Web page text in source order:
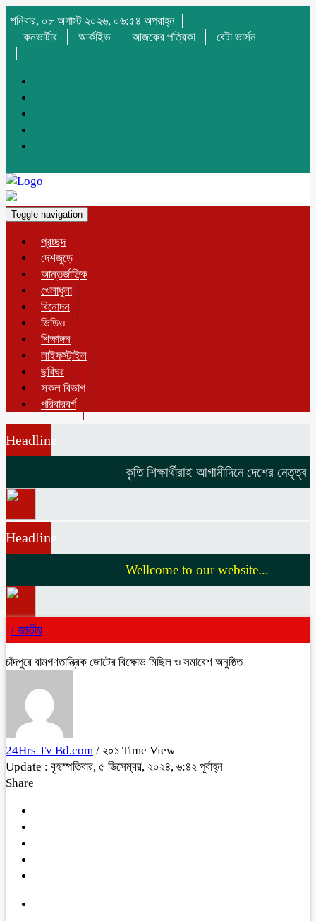
শনিবার, ০৮ অগাস্ট ২০২৬, ০৬:৫৪ অপরাহ্ন
কনভার্টার
আর্কাইভ আজকের পত্রিকা বেটা ভার্সন
Toggle navigation
প্রচ্ছদ
দেশজুড়ে
আন্তর্জাতিক
খেলাধুলা
বিনোদন
ভিডিও
শিক্ষাঙ্গন
লাইফস্টাইল
ছবিঘর
সকল বিভাগ
পরিবারবর্গ
Headline
কৃতি শিক্ষার্থীরাই আগামীদিনে দেশের নেতৃত্ব
Headline
Wellcome to our website...
/ জাতীয়
চাঁদপুরে বামগণতান্ত্রিক জোটের বিক্ষোভ মিছিল ও সমাবেশ অনুষ্ঠিত
24Hrs Tv Bd.com / ২০১ Time View
Update : বৃহস্পতিবার, ৫ ডিসেম্বর, ২০২৪, ৬:৪২ পূর্বাহ্ন
Share